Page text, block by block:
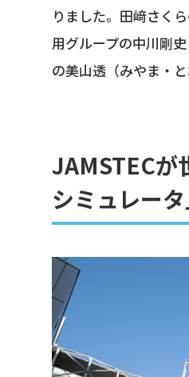
りました。田﨑さく
用グループの中川剛
の美⼭透（みやま・
JAMSTECが
シミュレータ